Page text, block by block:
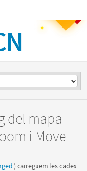
del mapa
i Move
) carreguem les dades